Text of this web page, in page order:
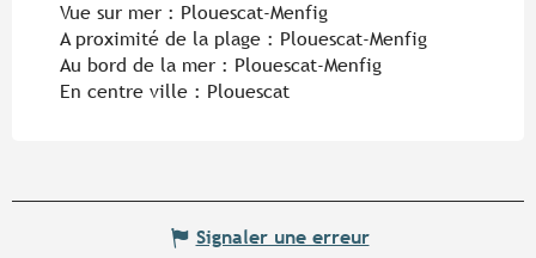
Vue sur mer : Plouescat-Menfig
A proximité de la plage : Plouescat-Menfig
Au bord de la mer : Plouescat-Menfig
En centre ville : Plouescat
Signaler une erreur